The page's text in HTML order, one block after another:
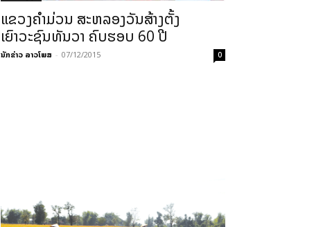
ແຂວງຄໍາມ່ວນ ສະຫລອງວັນສ້າງຕັ້ງ
ເຍົາວະຊົນທັນວາ ຄົບຮອບ 60 ປີ
ນັກຂ່າວ ລາວໂພສ - 07/12/2015 0